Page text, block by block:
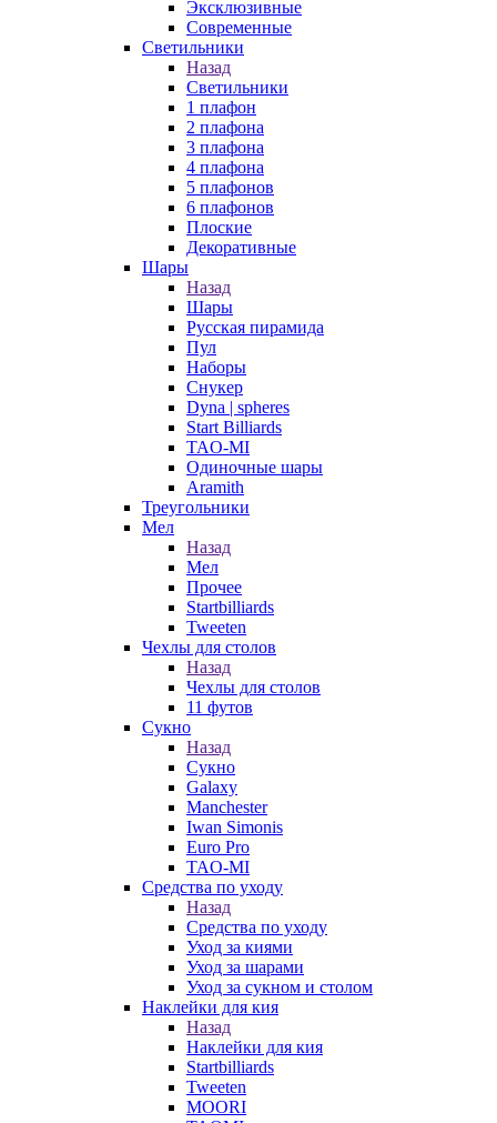
Эксклюзивные
Современные
Светильники
Назад
Светильники
1 плафон
2 плафона
3 плафона
4 плафона
5 плафонов
6 плафонов
Плоские
Декоративные
Шары
Назад
Шары
Русская пирамида
Пул
Наборы
Снукер
Dyna | spheres
Start Billiards
TAO-MI
Одиночные шары
Aramith
Треугольники
Мел
Назад
Мел
Прочее
Startbilliards
Tweeten
Чехлы для столов
Назад
Чехлы для столов
11 футов
Сукно
Назад
Сукно
Galaxy
Manchester
Iwan Simonis
Euro Pro
TAO-MI
Средства по уходу
Назад
Средства по уходу
Уход за киями
Уход за шарами
Уход за сукном и столом
Наклейки для кия
Назад
Наклейки для кия
Startbilliards
Tweeten
MOORI